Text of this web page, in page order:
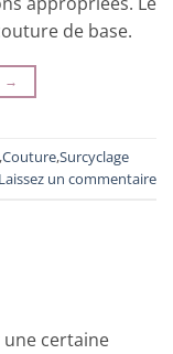
de base.
→
,Couture,Surcyclage
Laissez un commentaire
une certaine